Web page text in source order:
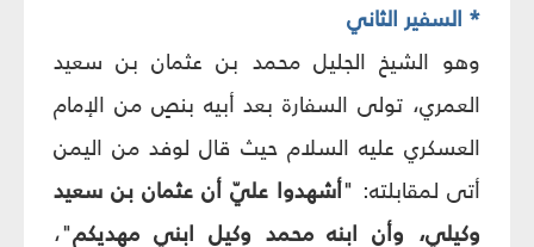
* السفير الثاني
وهو الشيخ الجليل محمد بن عثمان بن سعيد
العمري، تولى السفارة بعد أبيه بنصٍ من الإمام
العسكري عليه السلام حيث قال لوفد من اليمن
أتى لمقابلته: "أشهدوا عليّ أن عثمان بن سعيد
وكيلي، وأن ابنه محمد وكيل ابني مهديكم"،